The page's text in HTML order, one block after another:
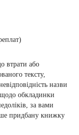
втрати або
тексту,
назви
щодо обкладинки
за вами
придбану книжку